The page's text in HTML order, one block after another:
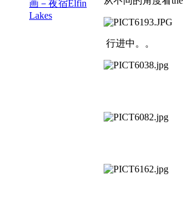
画－夜宿Elfin
Lakes
行进中。。